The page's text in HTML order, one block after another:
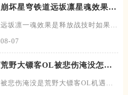
崩坏星穹铁道远坂凛星魂效果是
远坂凛一魂效果是释放战技时如果消
08-07
荒野大镖客OL被悲伤淹没怎么
被悲伤淹没是荒野大镖客OL机遇之